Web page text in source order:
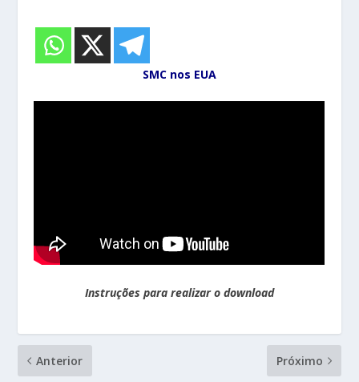
SMC nos EUA
Instruções para realizar o download
Anterior Próximo